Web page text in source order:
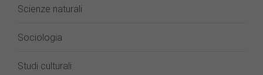
Scienze naturali
Sociologia
Studi culturali